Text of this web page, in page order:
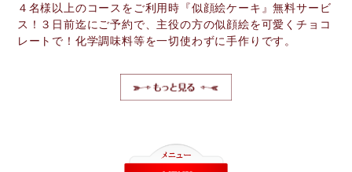
４名様以上のコースをご利用時『似顔絵ケーキ』無料サービ
ス！３日前迄にご予約で、主役の方の似顔絵を可愛くチョコ
レートで！化学調味料等を一切使わずに手作りです。